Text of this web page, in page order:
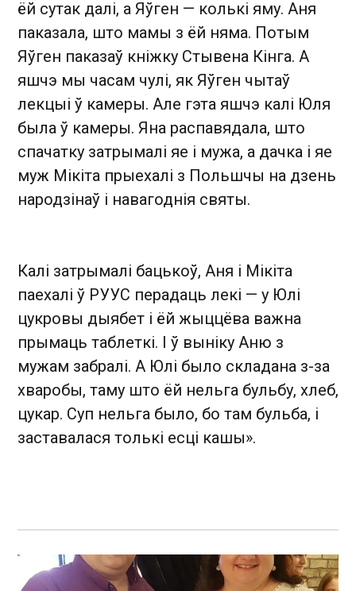
ёй сутак далі, а Яўген — колькі яму. Аня
паказала, што мамы з ёй няма. Потым
Яўген паказаў кніжку Стывена Кінга. А
яшчэ мы часам чулі, як Яўген чытаў
лекцыі ў камеры. Але гэта яшчэ калі Юля
была ў камеры. Яна распавядала, што
спачатку затрымалі яе і мужа, а дачка і яе
муж Мікіта прыехалі з Польшчы на дзень
народзінаў і навагоднія святы.
Калі затрымалі бацькоў, Аня і Мікіта
паехалі ў РУУС перадаць лекі — у Юлі
цукровы дыябет і ёй жыццёва важна
прымаць таблеткі. І ў выніку Аню з
мужам забралі. А Юлі было складана з-за
хваробы, таму што ёй нельга бульбу, хлеб,
цукар. Суп нельга было, бо там бульба, і
заставалася толькі есці кашы».